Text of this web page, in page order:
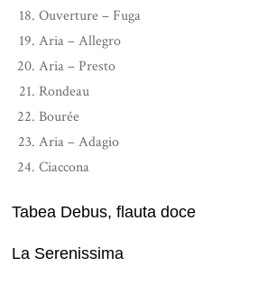
Ouverture – Fuga
Aria – Allegro
Aria – Presto
Rondeau
Bourée
Aria – Adagio
Ciaccona
Tabea Debus, flauta doce
La Serenissima